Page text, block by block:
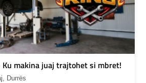
makina juaj trajtohet si mbret!
Durrës